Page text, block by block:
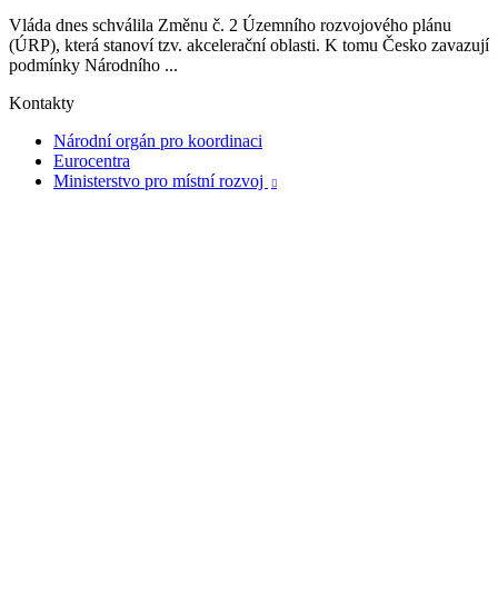
Vláda dnes schválila Změnu č. 2 Územního rozvojového plánu
(ÚRP), která stanoví tzv. akcelerační oblasti. K tomu Česko zavazují
podmínky Národního ...
Kontakty
Národní orgán pro koordinaci
Eurocentra
Ministerstvo pro místní rozvoj
